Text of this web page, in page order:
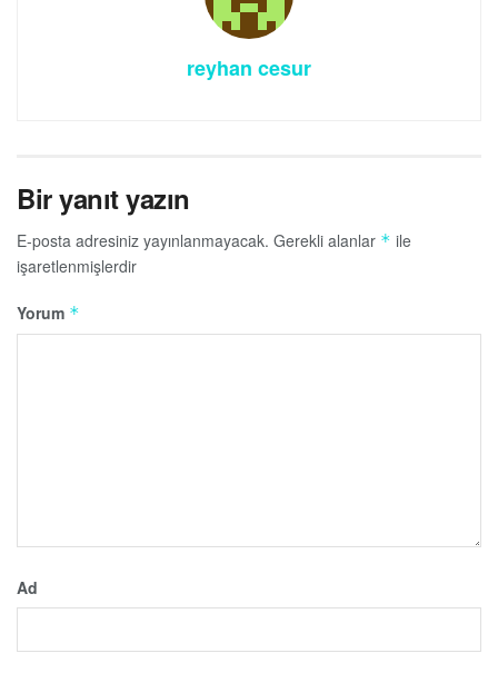
reyhan cesur
Bir yanıt yazın
E-posta adresiniz yayınlanmayacak. Gerekli alanlar * ile
işaretlenmişlerdir
Yorum *
Ad